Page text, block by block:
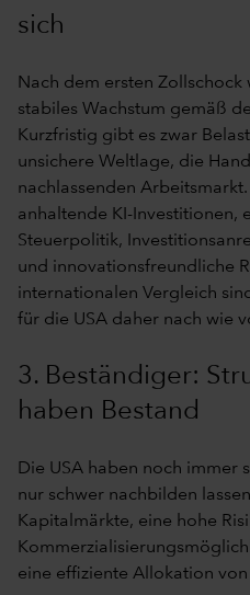
sich
Nach dem ersten
stabiles Wachstum gemäß
Kurzfristig gibt es zwar
unsichere Weltlage, die
nachlassenden
anhaltende KI-Investitionen,
Steuerpolitik,
und innovationsfreundliche
internationalen Vergleich
für die USA daher nach wie
3. Beständiger:
haben Bestand
Die USA haben noch immer
nur schwer nachbilden
Kapitalmärkte, eine hohe
eine effiziente Allokation